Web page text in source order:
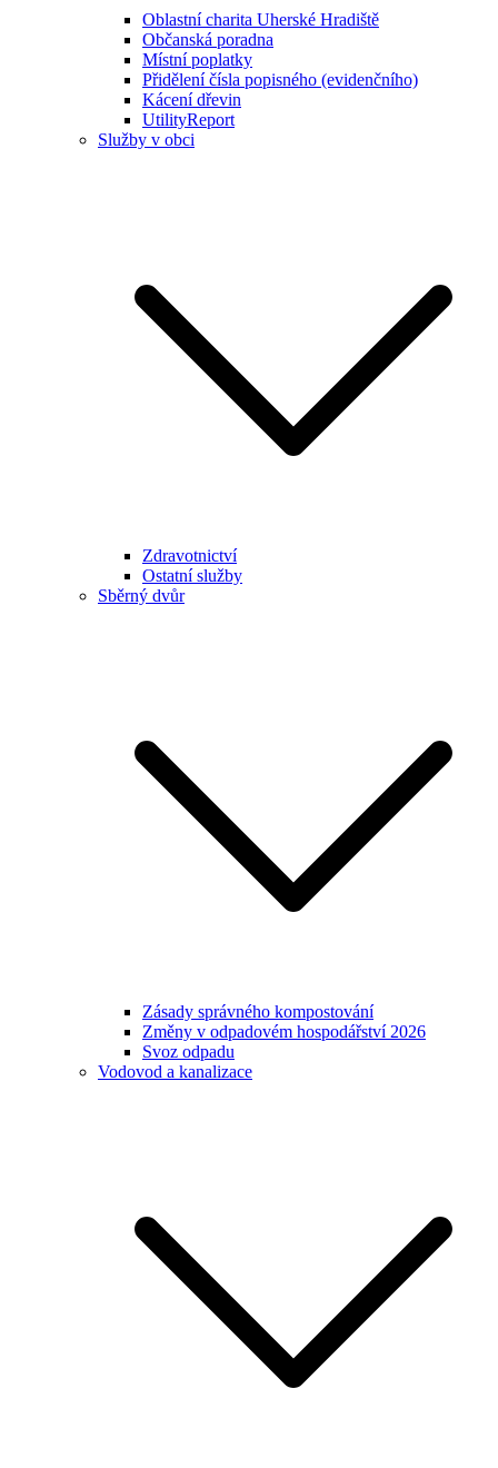
Oblastní charita Uherské Hradiště
Občanská poradna
Místní poplatky
Přidělení čísla popisného (evidenčního)
Kácení dřevin
UtilityReport
Služby v obci
Zdravotnictví
Ostatní služby
Sběrný dvůr
Zásady správného kompostování
Změny v odpadovém hospodářství 2026
Svoz odpadu
Vodovod a kanalizace